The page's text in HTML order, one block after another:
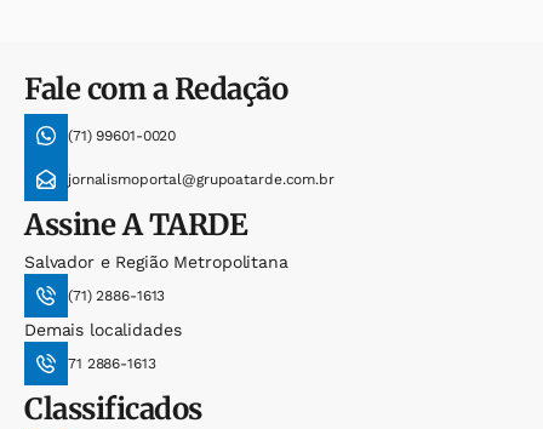
Fale com a Redação
(71) 99601-0020
jornalismoportal@grupoatarde.com.br
AssineA TARDE
Salvador e Região Metropolitana
(71) 2886-1613
Demais localidades
71 2886-1613
Classificados